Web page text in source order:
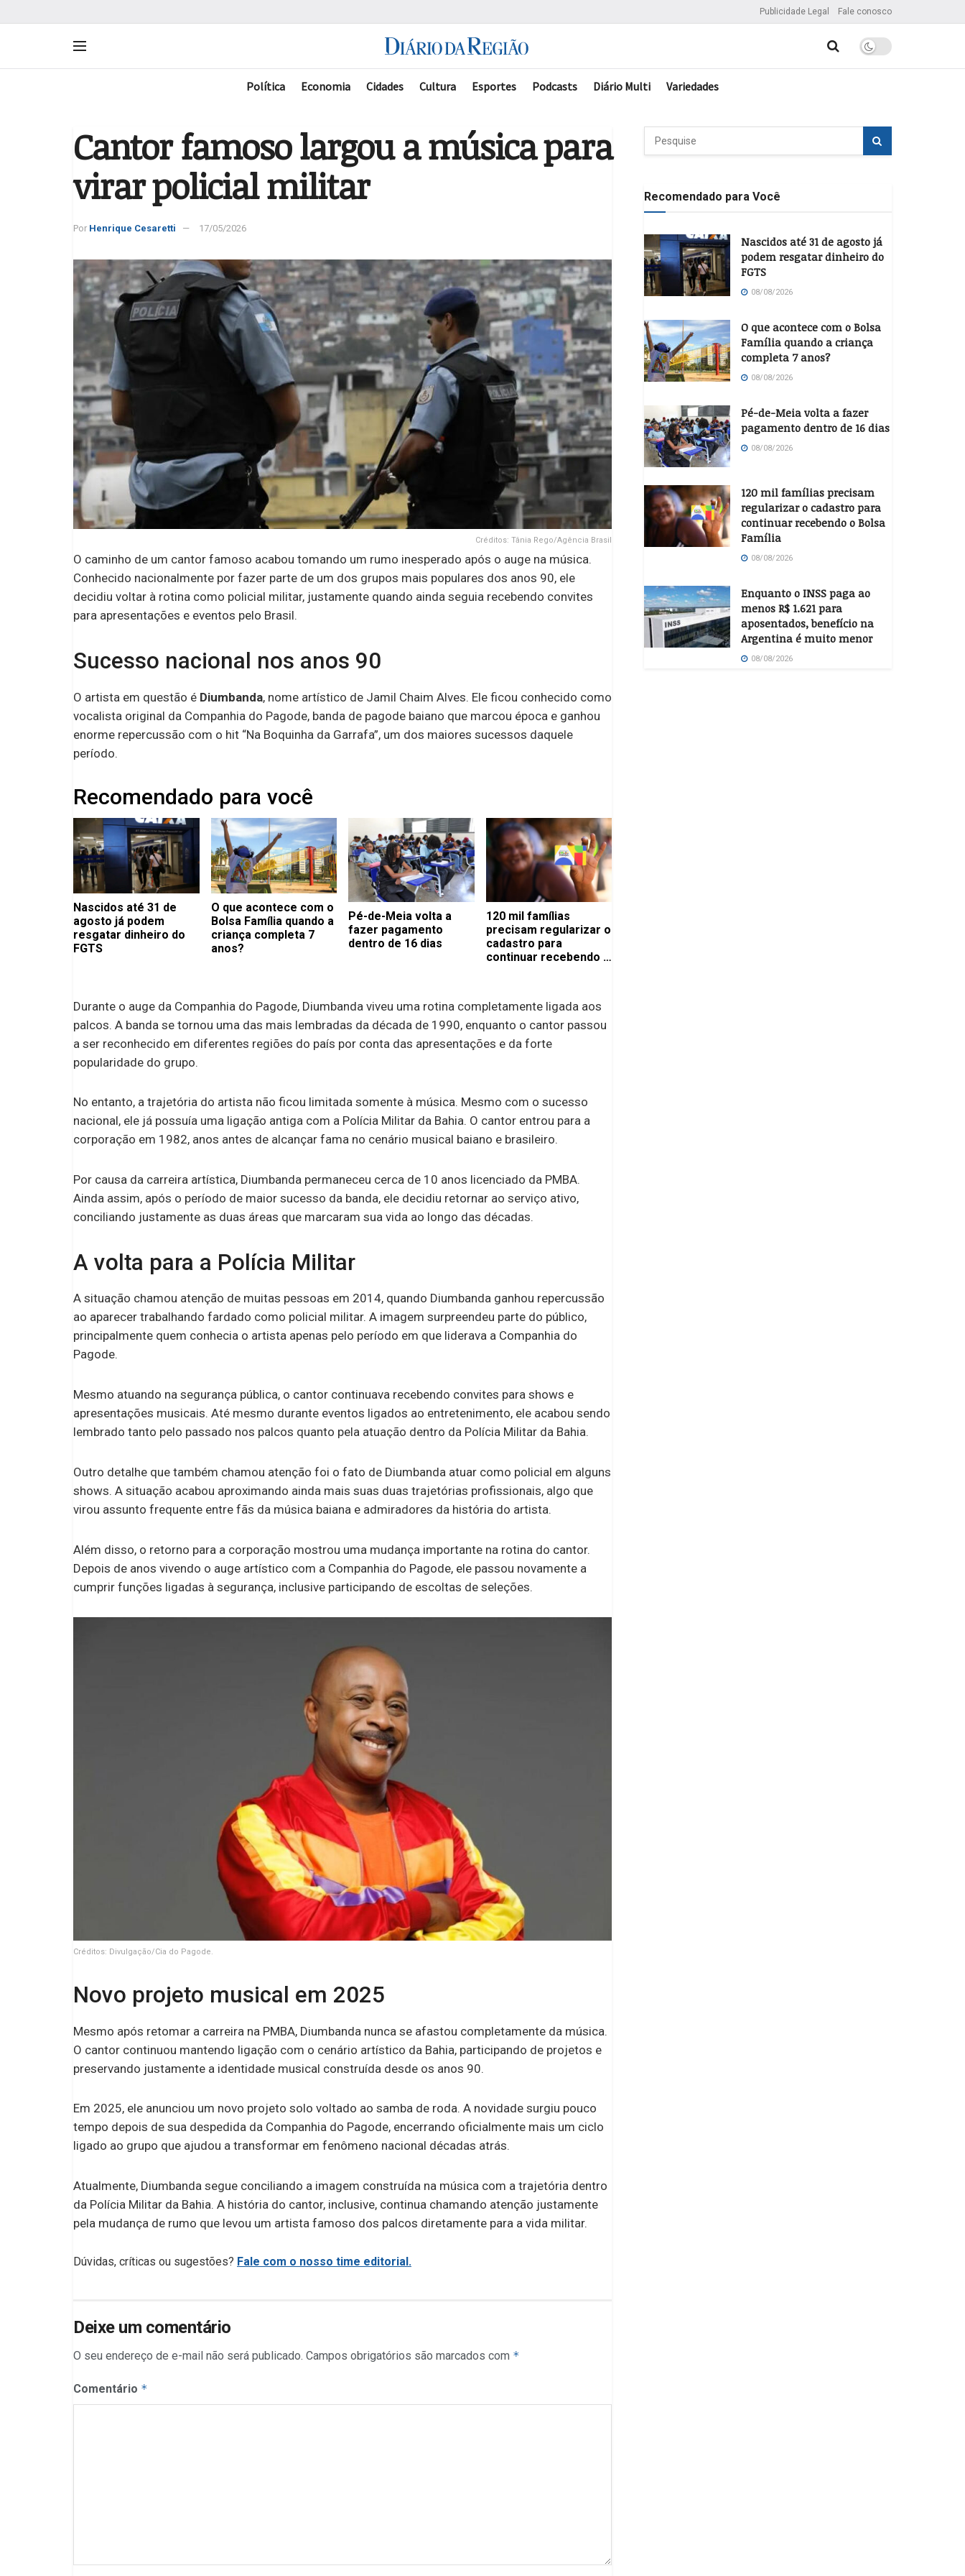
Publicidade Legal Fale conosco
Política Economia Cidades Cultura Esportes Podcasts Diário Multi Variedades
Cantor famoso largou a música para
virar policial militar
Por Henrique Cesaretti 17/05/2026
Créditos: Tânia Rego/Agência Brasil
O caminho de um cantor famoso acabou tomando um rumo inesperado após o auge na música.
Conhecido nacionalmente por fazer parte de um dos grupos mais populares dos anos 90, ele
decidiu voltar à rotina como policial militar, justamente quando ainda seguia recebendo convites
para apresentações e eventos pelo Brasil.
Sucesso nacional nos anos 90
O artista em questão é Diumbanda, nome artístico de Jamil Chaim Alves. Ele ficou conhecido como
vocalista original da Companhia do Pagode, banda de pagode baiano que marcou época e ganhou
enorme repercussão com o hit “Na Boquinha da Garrafa”, um dos maiores sucessos daquele
período.
Recomendado para você
Nascidos até 31 de
agosto já podem
resgatar dinheiro do
FGTS
O que acontece com o
Bolsa Família quando a
criança completa 7
anos?
Pé-de-Meia volta a
fazer pagamento
dentro de 16 dias
120 mil famílias
precisam regularizar o
cadastro para
continuar recebendo o
Durante o auge da Companhia do Pagode, Diumbanda viveu uma rotina completamente ligada aos
palcos. A banda se tornou uma das mais lembradas da década de 1990, enquanto o cantor passou
a ser reconhecido em diferentes regiões do país por conta das apresentações e da forte
popularidade do grupo.
No entanto, a trajetória do artista não ficou limitada somente à música. Mesmo com o sucesso
nacional, ele já possuía uma ligação antiga com a Polícia Militar da Bahia. O cantor entrou para a
corporação em 1982, anos antes de alcançar fama no cenário musical baiano e brasileiro.
Por causa da carreira artística, Diumbanda permaneceu cerca de 10 anos licenciado da PMBA.
Ainda assim, após o período de maior sucesso da banda, ele decidiu retornar ao serviço ativo,
conciliando justamente as duas áreas que marcaram sua vida ao longo das décadas.
A volta para a Polícia Militar
A situação chamou atenção de muitas pessoas em 2014, quando Diumbanda ganhou repercussão
ao aparecer trabalhando fardado como policial militar. A imagem surpreendeu parte do público,
principalmente quem conhecia o artista apenas pelo período em que liderava a Companhia do
Pagode.
Mesmo atuando na segurança pública, o cantor continuava recebendo convites para shows e
apresentações musicais. Até mesmo durante eventos ligados ao entretenimento, ele acabou sendo
lembrado tanto pelo passado nos palcos quanto pela atuação dentro da Polícia Militar da Bahia.
Outro detalhe que também chamou atenção foi o fato de Diumbanda atuar como policial em alguns
shows. A situação acabou aproximando ainda mais suas duas trajetórias profissionais, algo que
virou assunto frequente entre fãs da música baiana e admiradores da história do artista.
Além disso, o retorno para a corporação mostrou uma mudança importante na rotina do cantor.
Depois de anos vivendo o auge artístico com a Companhia do Pagode, ele passou novamente a
cumprir funções ligadas à segurança, inclusive participando de escoltas de seleções.
Créditos: Divulgação/Cia do Pagode.
Novo projeto musical em 2025
Mesmo após retomar a carreira na PMBA, Diumbanda nunca se afastou completamente da música.
O cantor continuou mantendo ligação com o cenário artístico da Bahia, participando de projetos e
preservando justamente a identidade musical construída desde os anos 90.
Em 2025, ele anunciou um novo projeto solo voltado ao samba de roda. A novidade surgiu pouco
tempo depois de sua despedida da Companhia do Pagode, encerrando oficialmente mais um ciclo
ligado ao grupo que ajudou a transformar em fenômeno nacional décadas atrás.
Atualmente, Diumbanda segue conciliando a imagem construída na música com a trajetória dentro
da Polícia Militar da Bahia. A história do cantor, inclusive, continua chamando atenção justamente
pela mudança de rumo que levou um artista famoso dos palcos diretamente para a vida militar.
Dúvidas, críticas ou sugestões? Fale com o nosso time editorial.
Deixe um comentário
O seu endereço de e-mail não será publicado. Campos obrigatórios são marcados com *
Comentário *
Recomendado para Você
Nascidos até 31 de agosto já
podem resgatar dinheiro do
FGTS
08/08/2026
O que acontece com o Bolsa
Família quando a criança
completa 7 anos?
08/08/2026
Pé-de-Meia volta a fazer
pagamento dentro de 16 dias
08/08/2026
120 mil famílias precisam
regularizar o cadastro para
continuar recebendo o Bolsa
Família
08/08/2026
Enquanto o INSS paga ao
menos R$ 1.621 para
aposentados, benefício na
Argentina é muito menor
08/08/2026